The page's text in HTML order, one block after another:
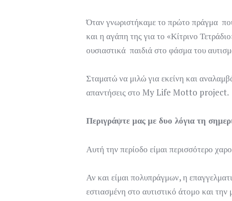
Όταν γνωριστήκαμε το πρώτο πράγμα
και η αγάπη της για το «Κίτρινο
ουσιαστικά παιδιά στο φάσμα του
Σταματώ να μιλώ για εκείνη και
απαντήσεις στο My Life Motto project.
Περιγράψτε μας με δυο λόγια τη
Αυτή την περίοδο είμαι περισσότερο
Αν και είμαι πολυπράγμων, η
εστιασμένη στο αυτιστικό άτομο και